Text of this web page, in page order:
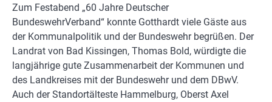
Zum Festabend „60 Jahre Deutscher
BundeswehrVerband“ konnte Gotthardt viele Gäste aus
der Kommunalpolitik und der Bundeswehr begrüßen. Der
Landrat von Bad Kissingen, Thomas Bold, würdigte die
langjährige gute Zusammenarbeit der Kommunen und
des Landkreises mit der Bundeswehr und dem DBwV.
Auch der Standortälteste Hammelburg, Oberst Axel